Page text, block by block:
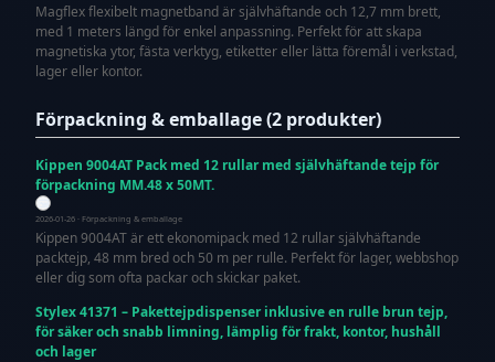
Magflex flexibelt magnetband är självhäftande och 12,7 mm brett,
med 1 meters längd för enkel anpassning. Perfekt för att skapa
magnetiska ytor, fästa verktyg, etiketter eller lätta föremål i verkstad,
lager eller kontor.
Förpackning & emballage (2 produkter)
Kippen 9004AT Pack med 12 rullar med självhäftande tejp för
förpackning MM.48 x 50MT.
2026-01-26 · Förpackning & emballage
Kippen 9004AT är ett ekonomipack med 12 rullar självhäftande
packtejp, 48 mm bred och 50 m per rulle. Perfekt för lager, webbshop
eller dig som ofta packar och skickar paket.
Stylex 41371 – Pakettejpdispenser inklusive en rulle brun tejp,
för säker och snabb limning, lämplig för frakt, kontor, hushåll
och lager